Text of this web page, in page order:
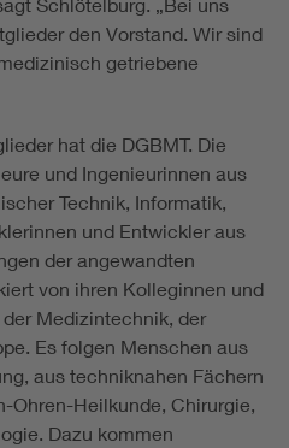
den Vorstand. Wir sind
getriebene
hat die DGBMT. Die
und Ingenieurinnen aus
Technik, Informatik,
und Entwickler aus
der angewandten
von ihren Kolleginnen und
Medizintechnik, der
Es folgen Menschen aus
aus techniknahen Fächern
Ohren-Heilkunde, Chirurgie,
Dazu kommen